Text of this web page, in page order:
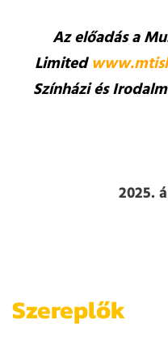
Az előadás a
Limited
Színházi és
2025.
Szereplők